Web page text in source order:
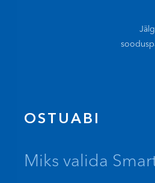
OSTUABI
Miks valida